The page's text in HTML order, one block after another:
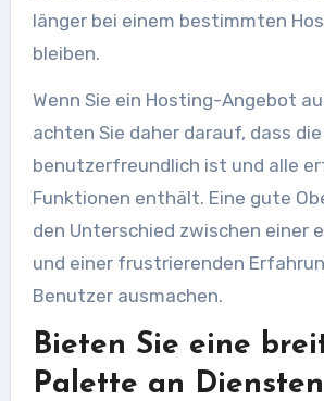
länger bei einem bestimmten
bleiben.
Wenn Sie ein Hosting-Angebot
achten Sie daher darauf, dass
benutzerfreundlich ist und alle
Funktionen enthält. Eine gute
den Unterschied zwischen einer
und einer frustrierenden
Benutzer ausmachen.
Bieten Sie eine
Palette an